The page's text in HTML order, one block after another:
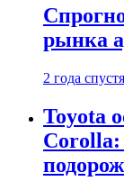
рынка
2 года спустя
Toyota